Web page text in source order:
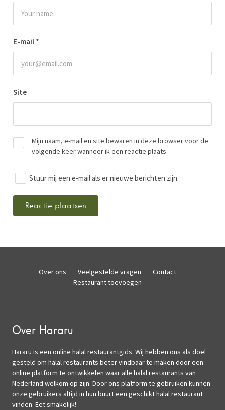
E-mail *
Site
Mijn naam, e-mail en site bewaren in deze browser voor de
volgende keer wanneer ik een reactie plaats.
Stuur mij een e-mail als er nieuwe berichten zijn.
Over ons Veelgestelde vragen
Contact
Restaurant toevoegen
Over Hararu
Hararu is een online halal restaurantgids. Wij hebben ons als doel
gesteld om halal restaurants beter vindbaar te maken door een
online platform te ontwikkelen waar alle halal restaurants van
Nederland welkom op zijn. Door ons platform te gebruiken kunnen
onze gebruikers altijd in hun buurt een geschikt halal restaurant
vinden. Eet smakelijk!